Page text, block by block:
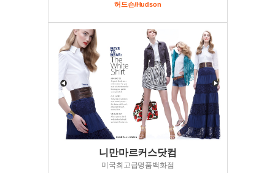
허드슨/Hudson
니만마르커스닷컴
미국최고급명품백화점